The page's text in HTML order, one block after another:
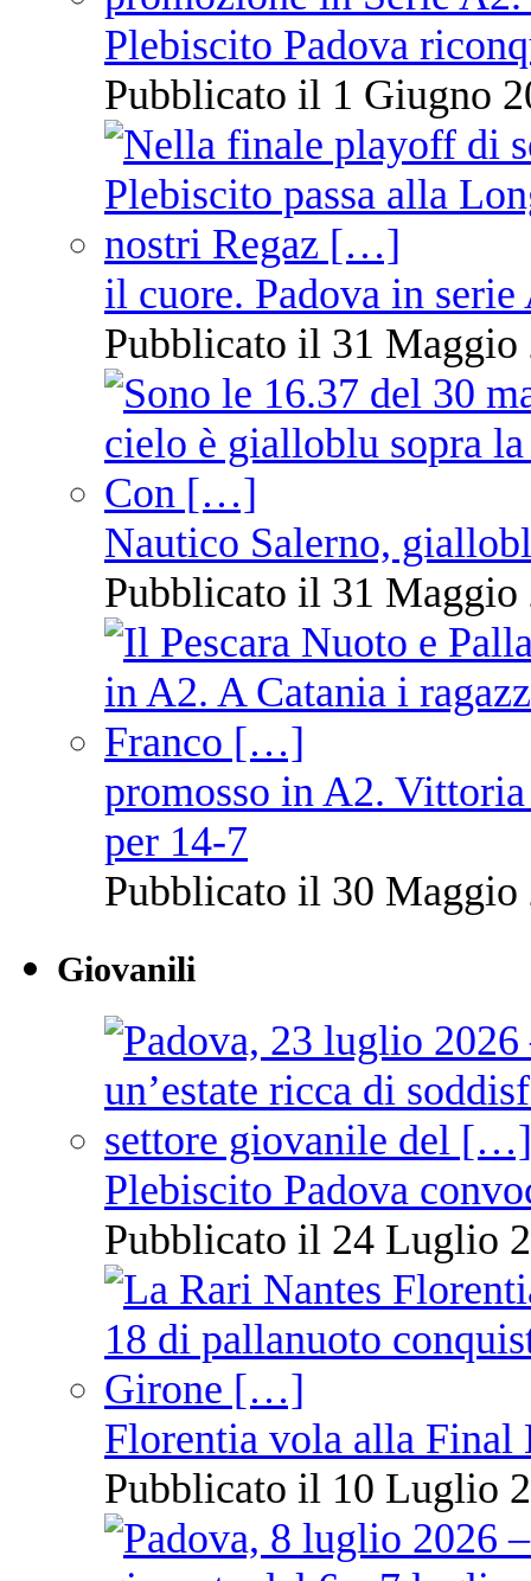
Plebiscito Padova
Pubblicato il 1 Giugno
il cuore. Padova in serie
Pubblicato il 31 Maggio
Nautico Salerno,
Pubblicato il 31 Maggio
promosso in A2.
per 14-7
Pubblicato il 30 Maggio
Giovanili
Plebiscito Padova
Pubblicato il 24 Luglio
Florentia vola alla Final
Pubblicato il 10 Luglio